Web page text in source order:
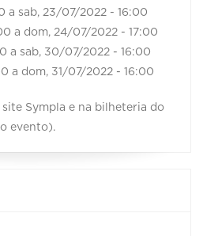
a sab, 23/07/2022 - 16:00
a dom, 24/07/2022 - 17:00
a sab, 30/07/2022 - 16:00
a dom, 31/07/2022 - 16:00
Sympla e na bilheteria do
evento).